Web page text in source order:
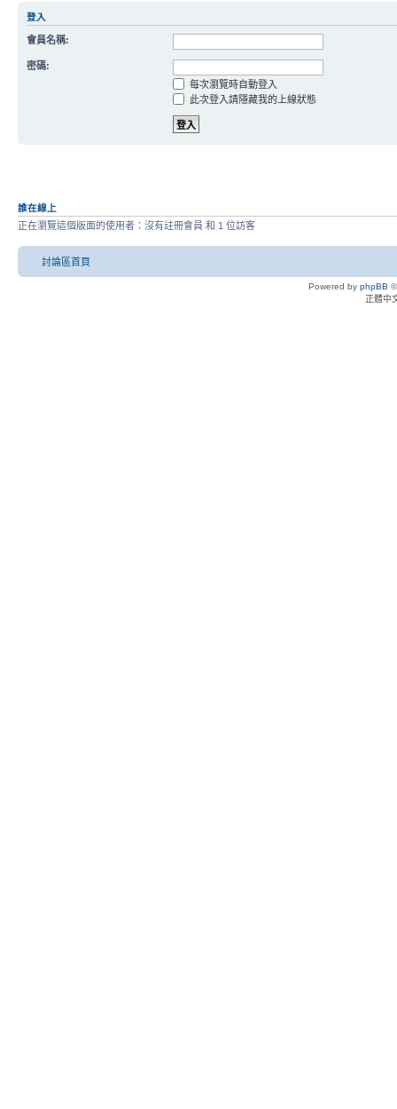
登入
會員名稱:
密碼:
每次瀏覽時自動登入
此次登入請隱藏我的上線狀態
誰在線上
正在瀏覽這個版面的使用者：沒有註冊會員 和 1 位訪客
討論區首頁
Powered by phpBB
正體中